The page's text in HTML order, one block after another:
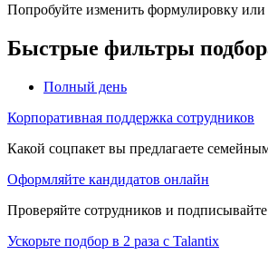
Попробуйте изменить формулировку
Быстрые фильтры
Полный день
Корпоративная поддержка сотрудников
Какой соцпакет вы предлагаете
Оформляйте кандидатов онлайн
Проверяйте сотрудников и
Ускорьте подбор в 2 раза с Talantix